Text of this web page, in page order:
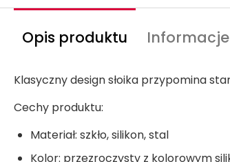
Opis produktu
Klasyczny design słoika przypomina
Cechy produktu:
Materiał: szkło, silikon, stal
Kolor: przezroczysty z kolorowym